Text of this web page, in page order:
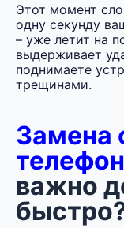
Этот момент
одну секунду
– уже летит на
выдерживает
поднимаете
трещинами.
Замена
важно